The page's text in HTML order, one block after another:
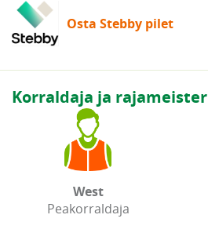
Osta Stebby pilet
Korraldaja ja rajameister
West
Peakorraldaja